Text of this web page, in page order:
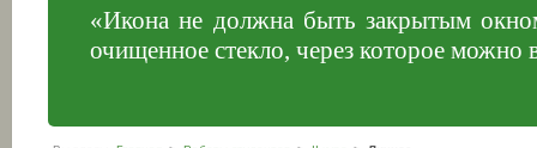
«Икона не должна быть закрытым
очищенное стекло, через которое можно